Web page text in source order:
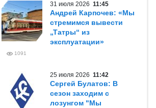
31 июля 2026 11:45
Андрей Карпочев: «Мы
стремимся вывести
„Татры“ из
эксплуатации»
1091
25 июля 2026 11:42
Сергей Булатов: В
сезон заходим с
лозунгом "Мы